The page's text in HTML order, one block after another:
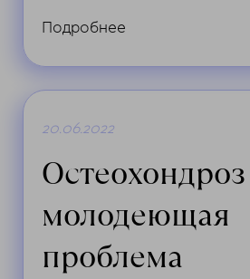
Подробнее
20.06.2022
Остеохондроз
молодеющая
проблема